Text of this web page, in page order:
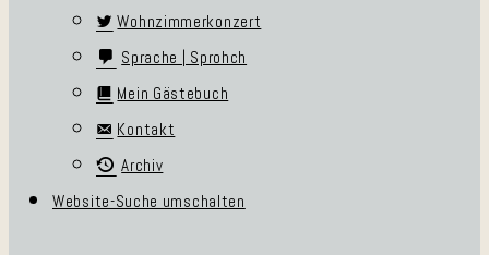
Wohnzimmerkonzert
Sprache | Sprohch
Mein Gästebuch
Kontakt
Archiv
Website-Suche umschalten